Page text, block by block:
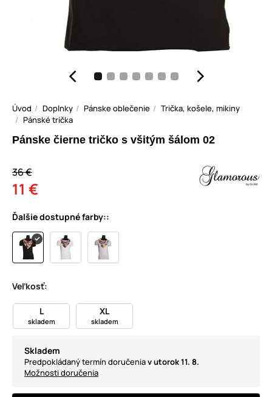
Úvod Doplnky Pánske oblečenie
Trička, košele, mikiny
Pánské trička
Pánske čierne tričko s všitým šálom 02
36 €
11 €
Ďalšie dostupné farby::
Veľkosť:
L
skladem
XL
skladem
Skladem
Predpokládaný termín doručeniav utorok 11. 8.
Možnosti doručenia